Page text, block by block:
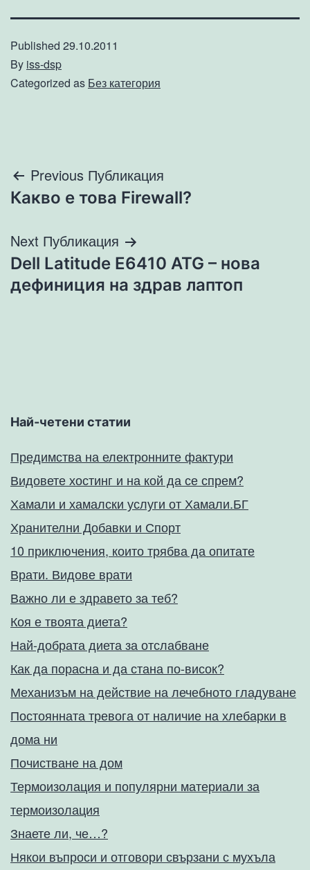
Published 29.10.2011
By iss-dsp
Categorized as Без категория
Навигация
Previous Публикация
Какво е това Firewall?
Next Публикация
Dell Latitude E6410 ATG – нова
дефиниция на здрав лаптоп
Най-четени статии
Предимства на електронните фактури
Видовете хостинг и на кой да се спрем?
Хамали и хамалски услуги от Хамали.БГ
Хранителни Добавки и Спорт
10 приключения, които трябва да опитате
Врати. Видове врати
Важно ли е здравето за теб?
Коя е твоята диета?
Най-добрата диета за отслабване
Как да порасна и да стана по-висок?
Механизъм на действие на лечебното гладуване
Постоянната тревога от наличие на хлебарки в
дома ни
Почистване на дом
Термоизолация и популярни материали за
термоизолация
Знаете ли, че…?
Някои въпроси и отговори свързани с мухъла